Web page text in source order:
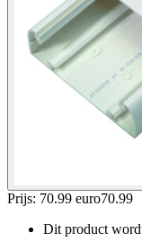
Prijs: 70.99 euro70.99
Dit product